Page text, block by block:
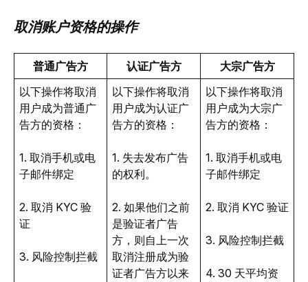
取消账户资格的操作
普通广告方 认证广告方
大宗广告方
以下操作将取消
用户成为普通广
告方的资格：
1. 取消手机或电
子邮件绑定
2. 取消 KYC 验
证
3. 风险控制拦截
以下操作将取消
用户成为认证广
告方的资格：
1. 失去发布广告
的权利。
2. 如果他们之前
是验证者广告
方，则自上一次
取消注册成为验
证者广告方以来
以下操作将取消
用户成为大宗广
告方的资格：
1. 取消手机或电
子邮件绑定
2. 取消 KYC 验证
3. 风险控制拦截
4. 30 天平均资